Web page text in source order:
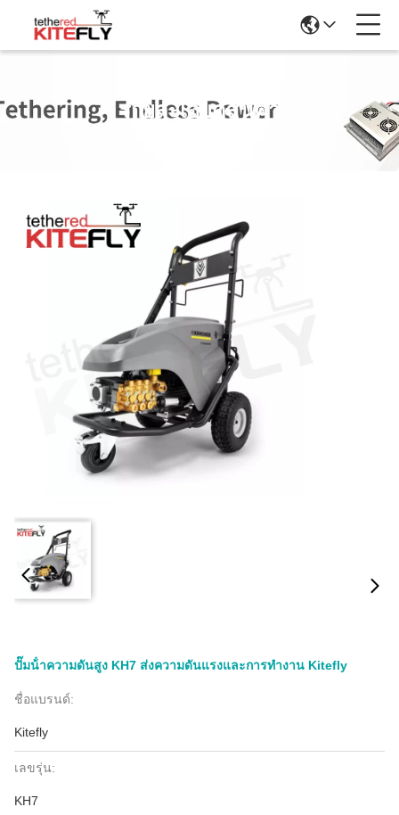
รายละเอียดสินค้า
ปั๊มน้ําความดันสูง KH7 ส่งความดันแรงและการทํางาน Kitefly
ชื่อแบรนด์:
Kitefly
เลขรุ่น:
KH7